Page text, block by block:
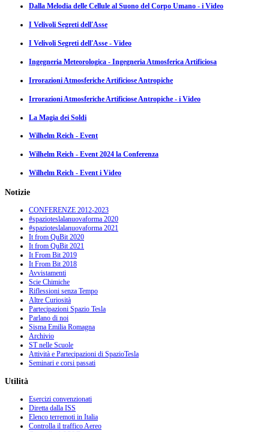
Dalla Melodia delle Cellule al Suono del Corpo Umano - i Video
I Velivoli Segreti dell'Asse
I Velivoli Segreti dell'Asse - Video
Ingegneria Meteorologica - Ingegneria Atmosferica Artificiosa
Irrorazioni Atmosferiche Artificiose Antropiche
Irrorazioni Atmosferiche Artificiose Antropiche - i Video
La Magia dei Soldi
Wilhelm Reich - Event
Wilhelm Reich - Event 2024 la Conferenza
Wilhelm Reich - Event i Video
Notizie
CONFERENZE 2012-2023
#spazioteslalanuovaforma 2020
#spazioteslalanuovaforma 2021
It from QuBit 2020
It from QuBit 2021
It From Bit 2019
It From Bit 2018
Avvistamenti
Scie Chimiche
Riflessioni senza Tempo
Altre Curiosità
Partecipazioni Spazio Tesla
Parlano di noi
Sisma Emilia Romagna
Archivio
ST nelle Scuole
Attività e Partecipazioni di SpazioTesla
Seminari e corsi passati
Utilità
Esercizi convenzionati
Diretta dalla ISS
Elenco terremoti in Italia
Controlla il traffico Aereo